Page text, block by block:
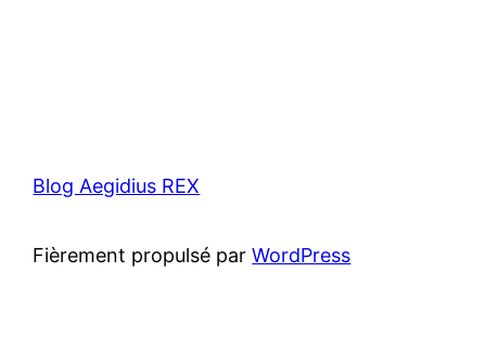
Blog Aegidius REX
Fièrement propulsé parWordPress